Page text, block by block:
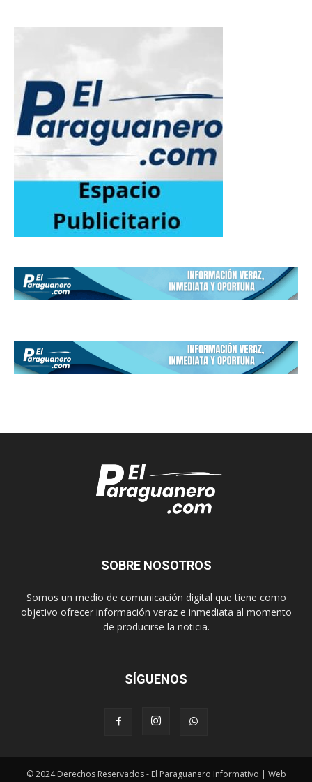
SOBRE NOSOTROS
Somos un medio de comunicación digital que tiene como
objetivo ofrecer información veraz e inmediata al momento
de producirse la noticia.
SÍGUENOS
© 2024 Derechos Reservados - El Paraguanero Informativo | Web